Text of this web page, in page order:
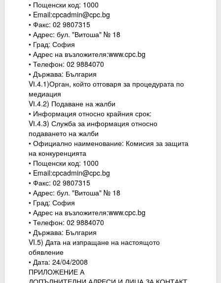
• Пощенски код: 1000
• Email:cpcadmin@cpc.bg
• Факс: 02 9807315
• Адрес: бул. "Витоша" № 18
• Град: София
• Адрес на възложителя:www.cpc.bg
• Телефон: 02 9884070
• Държава: България
VІ.4.1)Орган, който отговаря за процедурата по
медиация
VІ.4.2) Подаване на жалби
• Информация относно крайния срок:
VІ.4.3) Служба за информация относно
подаването на жалби
• Официално наименование: Комисия за защита
на конкуренцията
• Пощенски код: 1000
• Email:cpcadmin@cpc.bg
• Факс: 02 9807315
• Адрес: бул. "Витоша" № 18
• Град: София
• Адрес на възложителя:www.cpc.bg
• Телефон: 02 9884070
• Държава: България
VI.5) Дата на изпращане на настоящото
обявление
• Дата: 24/04/2008
ПРИЛОЖЕНИЕ А